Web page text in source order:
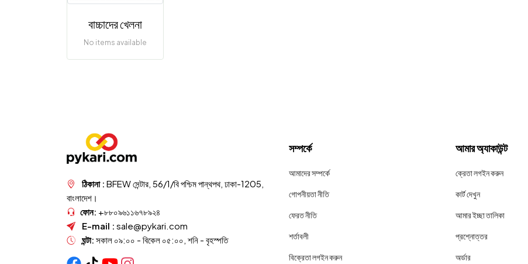
বাচ্চাদের খেলনা
No items available
ঠিকানা : BFEW সেন্টার, 56/1/বি পশ্চিম পান্থপথ, ঢাকা-1205,
বাংলাদেশ।
ফোন: +৮৮০৯৬১১৬৭৮৯২৪
E-mail : sale@pykari.com
ঘন্টা: সকাল ০৯:০০ - বিকেল ০৫:০০, শনি - বৃহস্পতি
সম্পর্কে
আমাদের সম্পর্কে
গোপনীয়তা নীতি
ফেরত নীতি
শর্তাবলী
বিক্রেতা লগইন করুন
আমার অ্যাকাউন্ট
ক্রেতা লগইন করুন
কার্ট দেখুন
আমার ইচ্ছা তালিকা
প্রশ্নোত্তর
অর্ডার